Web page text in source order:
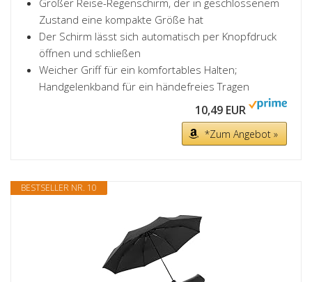
Großer Reise-Regenschirm, der in geschlossenem
Zustand eine kompakte Größe hat
Der Schirm lässt sich automatisch per Knopfdruck
öffnen und schließen
Weicher Griff für ein komfortables Halten;
Handgelenkband für ein händefreies Tragen
10,49 EUR
*Zum Angebot »
BESTSELLER NR. 10